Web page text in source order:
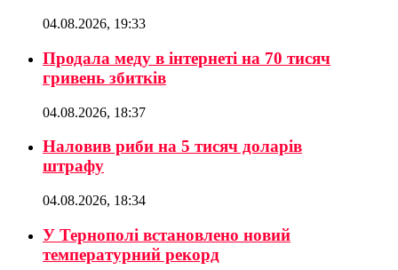
04.08.2026, 19:33
Продала меду в інтернеті на 70 тисяч
гривень збитків
04.08.2026, 18:37
Наловив риби на 5 тисяч доларів
штрафу
04.08.2026, 18:34
У Тернополі встановлено новий
температурний рекорд